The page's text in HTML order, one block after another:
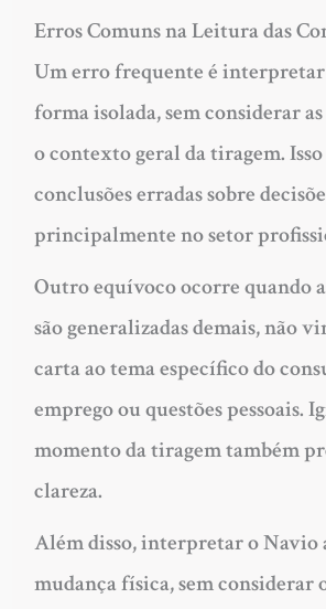
Erros Comuns na Leitura das
Um erro frequente é interpretar
forma isolada, sem considerar
o contexto geral da tiragem.
conclusões erradas sobre
principalmente no setor
Outro equívoco ocorre quando
são generalizadas demais, não
carta ao tema específico do
emprego ou questões pessoais.
momento da tiragem também
clareza.
Além disso, interpretar o Navio
mudança física, sem considerar